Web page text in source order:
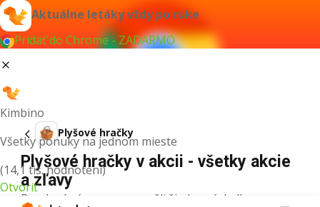
Aktuálne letáky vždy po ruke
Pridať do Chrome - ZADARMO
Kimbino
Všetky ponuky na jednom mieste
(14,1 tis. hodnotení)
Otvoriť
Plyšové hračky
Plyšové hračky v akcii - všetky akcie
a zľavy
Pre daný výraz sme nenašli žiadne výsledky.